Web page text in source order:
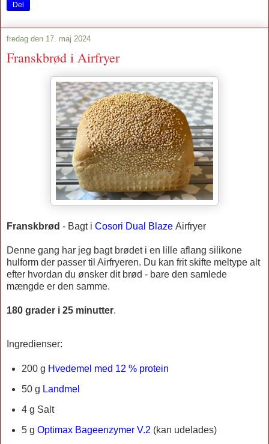
Del
fredag den 17. maj 2024
Franskbrød i Airfryer
Franskbrød - Bagt i Cosori Dual Blaze Airfryer
Denne gang har jeg bagt brødet i en lille aflang silikone
hulform der passer til Airfryeren. Du kan frit skifte meltype alt
efter hvordan du ønsker dit brød - bare den samlede
mængde er den samme.
180 grader i 25 minutter.
Ingredienser:
200 g Hvedemel med 12 % protein
50 g Landmel
4 g Salt
5 g Optimax Bageenzymer V.2 (kan udelades)